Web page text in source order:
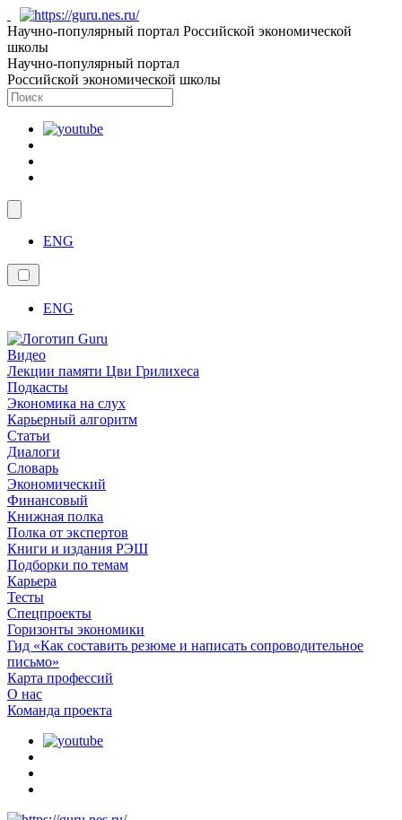
Научно-популярный портал Российской экономической
школы
Научно-популярный портал
Российской экономической школы
ENG
ENG
Видео
Лекции памяти Цви Грилихеса
Подкасты
Экономика на слух
Карьерный алгоритм
Статьи
Диалоги
Словарь
Экономический
Финансовый
Книжная полка
Полка от экспертов
Книги и издания РЭШ
Подборки по темам
Карьера
Тесты
Спецпроекты
Горизонты экономики
Гид «Как составить резюме и написать сопроводительное
письмо»
Карта профессий
О наc
Команда проекта